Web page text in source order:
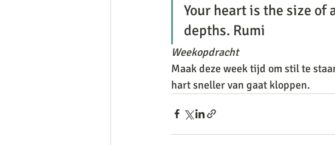
Your heart is the size of
depths. Rumi
Weekopdracht
Maak deze week tijd om stil te
hart sneller van gaat kloppen.